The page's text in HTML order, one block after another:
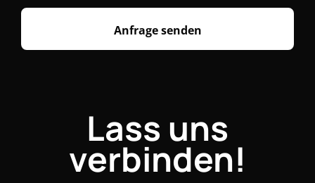
Lass uns
verbinden!
Anfrage senden